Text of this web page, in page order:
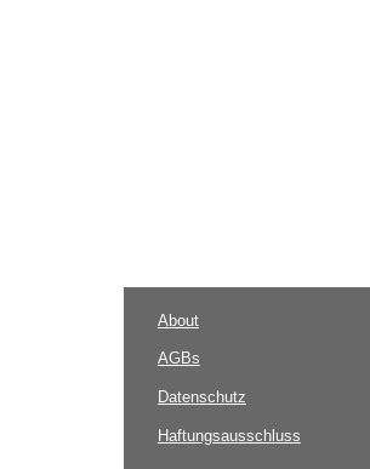
About
AGBs
Datenschutz
Haftungsausschluss